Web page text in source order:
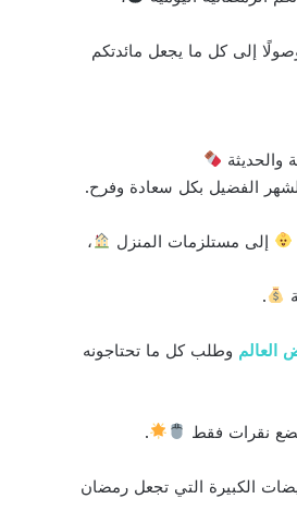
إلى كل ما يجعل مائدتكم
والحديثة
الفضيل بكل سعادة وفرح.
إلى مستلزمات المنزل ،
.
العالم وطلب كل ما تحتاجونه
نقرات فقط .
الكبيرة التي تجعل رمضان